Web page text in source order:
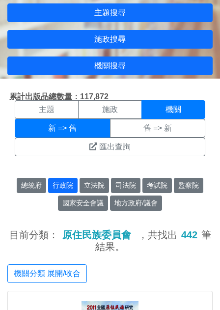
主題搜尋
施政搜尋
機關搜尋
累計出版品總數量：117,872
機關搜尋結果頁面
主題 施政 機關
新 => 舊 舊 => 新
匯出查詢
總統府 行政院 立法院 司法院 考試院 監察院
國家安全會議 地方政府/議會
目前分類： 原住民族委員會 ，共找出 442 筆
結果。
機關分類 展開/收合